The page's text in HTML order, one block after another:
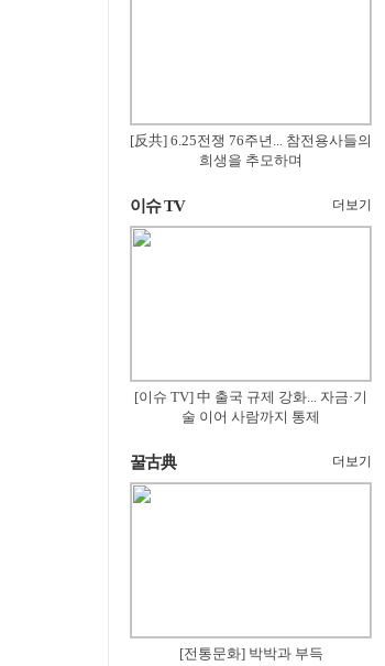
[反共] 6.25전쟁 76주년... 참전용사들의
희생을 추모하며
이슈 TV 더보기
[이슈 TV] 中 출국 규제 강화... 자금·기
술 이어 사람까지 통제
꿀古典 더보기
[전통문화] 박박과 부득